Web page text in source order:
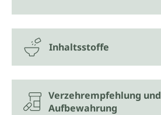
Inhaltsstoffe
Verzehrempfehlung und
Aufbewahrung